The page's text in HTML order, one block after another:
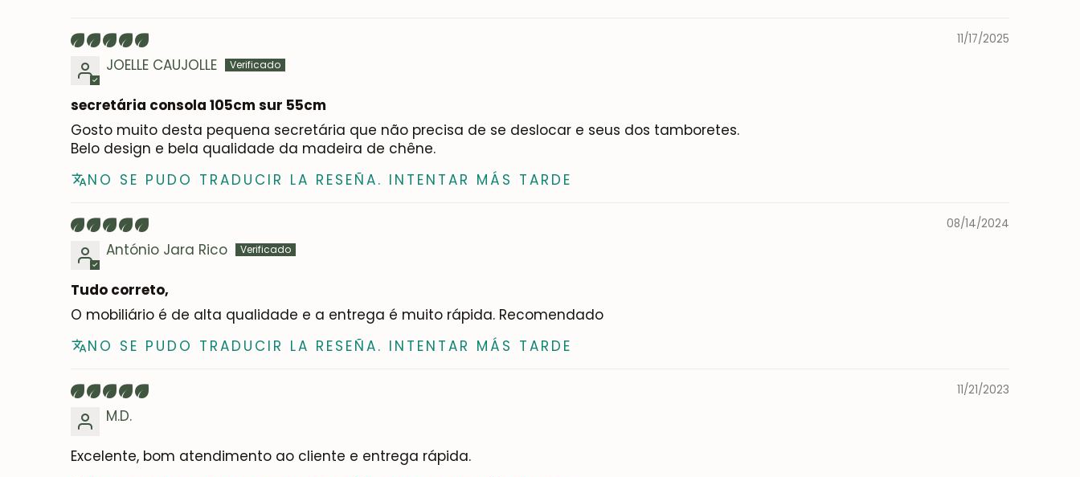
11/17/2025
JOELLE CAUJOLLE
secretária consola 105cm sur 55cm
Gosto muito desta pequena secretária que não precisa de se deslocar e seus dos tamboretes.
Belo design e bela qualidade da madeira de chêne.
NO SE PUDO TRADUCIR LA RESEÑA. INTENTAR MÁS TARDE
08/14/2024
António Jara Rico
Tudo correto,
O mobiliário é de alta qualidade e a entrega é muito rápida. Recomendado
NO SE PUDO TRADUCIR LA RESEÑA. INTENTAR MÁS TARDE
11/21/2023
M.D.
Excelente, bom atendimento ao cliente e entrega rápida.